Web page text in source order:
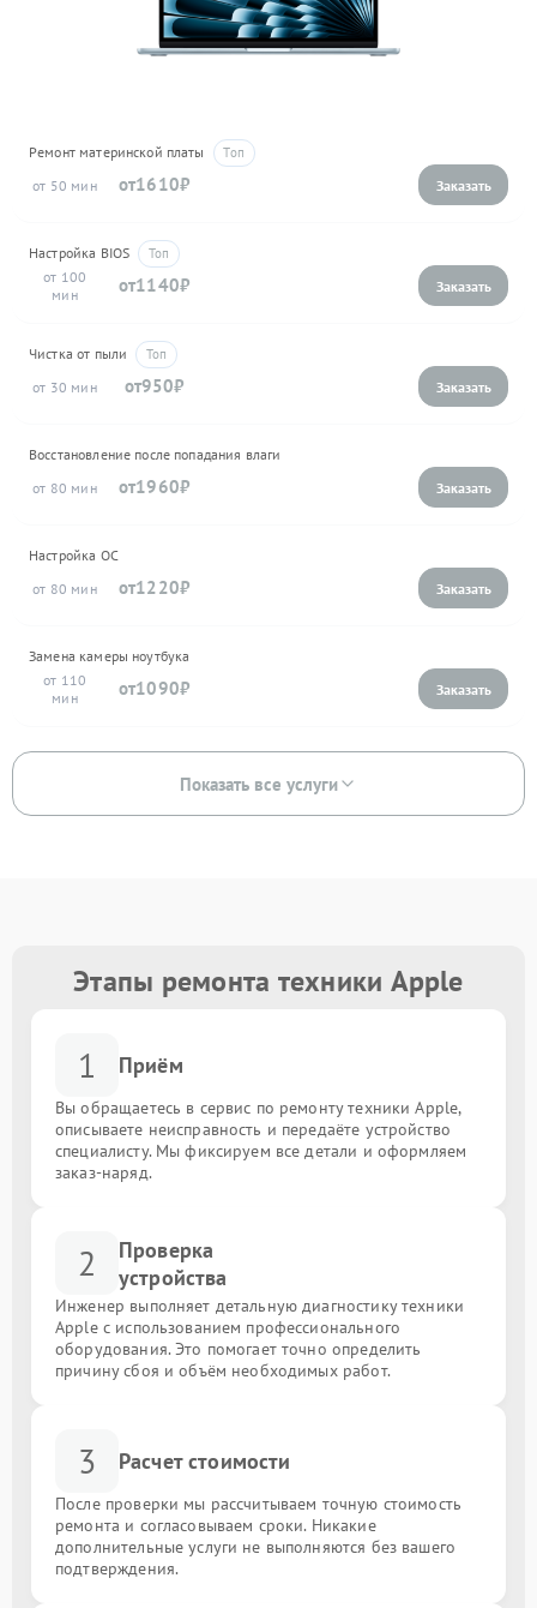
Ремонт материнской платы
50
1610
Настройка BIOS
100
1140
Чистка от пыли
30
950
Восстановление после попадания влаги
80
1960
Настройка ОС
80
1220
Замена камеры ноутбука
110
1090
Показать все услуги
Этапы ремонта техники Apple
1 Приём
Вы обращаетесь в сервис по ремонту техники Apple,
описываете неисправность и передаёте устройство
специалисту. Мы фиксируем все детали и оформляем
заказ-наряд.
2
Проверка
устройства
Инженер выполняет детальную диагностику техники
Apple с использованием профессионального
оборудования. Это помогает точно определить
причину сбоя и объём необходимых работ.
3 Расчет стоимости
После проверки мы рассчитываем точную стоимость
ремонта и согласовываем сроки. Никакие
дополнительные услуги не выполняются без вашего
подтверждения.